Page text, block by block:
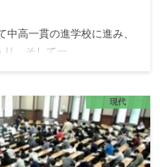
高一貫の進学校に進み、
り、そして一…
現代